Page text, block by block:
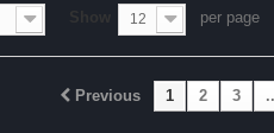
12 per page
Previous 1 2 3